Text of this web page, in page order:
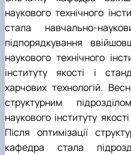
наукового технічного
стала навчально-
підпорядкування
наукового технічного
інституту якості і
харчових технологій.
структурним
наукового інституту
Після оптимізації
кафедра стала